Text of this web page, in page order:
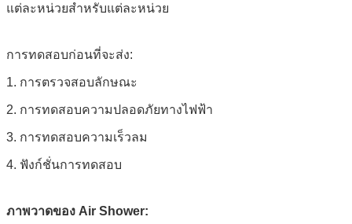
แต่ละหน่วยสำหรับแต่ละหน่วย
การทดสอบก่อนที่จะส่ง:
1. การตรวจสอบลักษณะ
2. การทดสอบความปลอดภัยทางไฟฟ้า
3. การทดสอบความเร็วลม
4. ฟังก์ชั่นการทดสอบ
ภาพวาดของ Air Shower: